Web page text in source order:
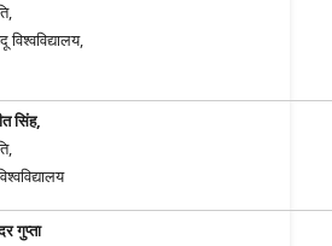
विश्वविद्यालय,
सिंह,
गुप्ता